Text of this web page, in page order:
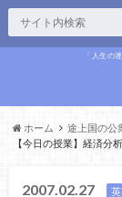
「人生の
ホーム 途上国の公
【今日の授業】経済
2007.02.27